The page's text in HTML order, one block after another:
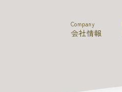
Company
会社情報